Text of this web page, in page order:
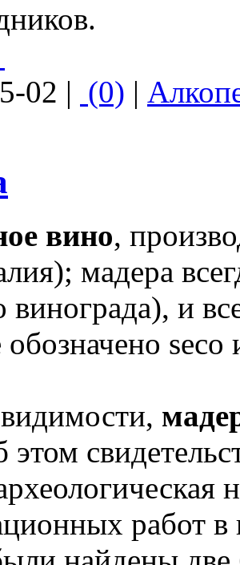
02 | (0) |
вино,
мадера
винограда), и
обозначено
работ